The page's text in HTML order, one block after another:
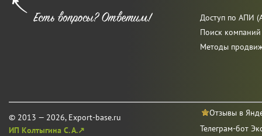
© 2013 — 2026, Export-base.ru
ИП Колтыгина С. А.↗
Доступ по АПИ
Поиск
Методы
Отзывы в
Телеграм-бот